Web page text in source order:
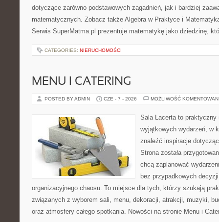
dotyczące zarówno podstawowych zagadnień, jak i bardziej
matematycznych. Zobacz także Algebra w Praktyce i
Serwis SuperMatma.pl prezentuje matematykę jako dziedzinę,
CATEGORIES: NIERUCHOMOŚCI
MENU I CATERING
POSTED BY ADMIN CZE - 7 - 2026 MOŻLIWOŚĆ
Sala Lacerta to praktyczny
wyjątkowych wydarzeń, w
znaleźć inspiracje
Strona została
chcą zaplanować
bez przypadkowych
organizacyjnego chaosu. To miejsce dla tych, którzy szukają
związanych z wyborem sali, menu, dekoracji, atrakcji, muzyki,
oraz atmosfery całego spotkania. Nowości na stronie Menu i